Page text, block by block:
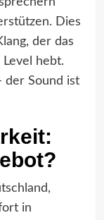
Dies
der das
hebt.
der Sound ist
in